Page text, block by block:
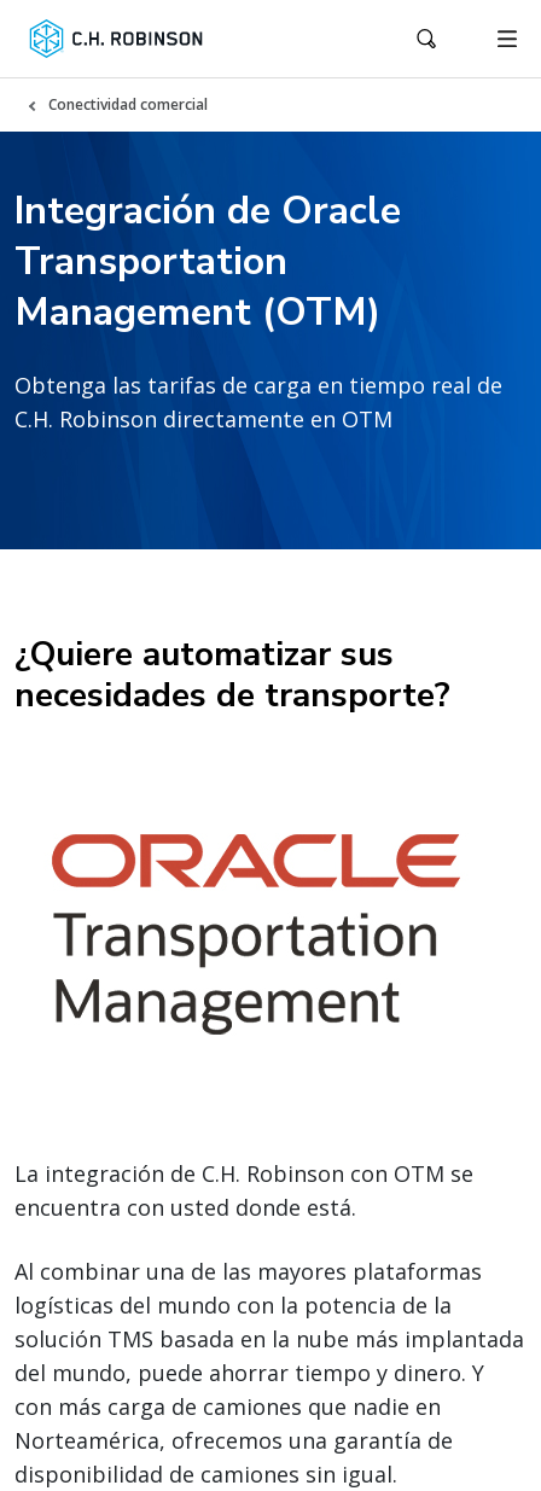
Conectividad comercial
Integración de Oracle
Transportation
Management (OTM)
Obtenga las tarifas de carga en tiempo real de
C.H. Robinson directamente en OTM
¿Quiere automatizar sus
necesidades de transporte?
La integración de C.H. Robinson con OTM se
encuentra con usted donde está.
Al combinar una de las mayores plataformas
logísticas del mundo con la potencia de la
solución TMS basada en la nube más implantada
del mundo, puede ahorrar tiempo y dinero. Y
con más carga de camiones que nadie en
Norteamérica, ofrecemos una garantía de
disponibilidad de camiones sin igual.